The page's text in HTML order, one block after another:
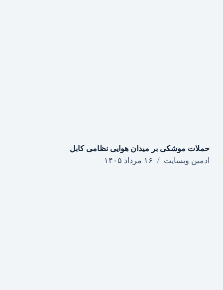
حملات موشکی بر میدان هوایی نظامی کابل
ادمین وبسایت
۱۶ مرداد ۱۴۰۵